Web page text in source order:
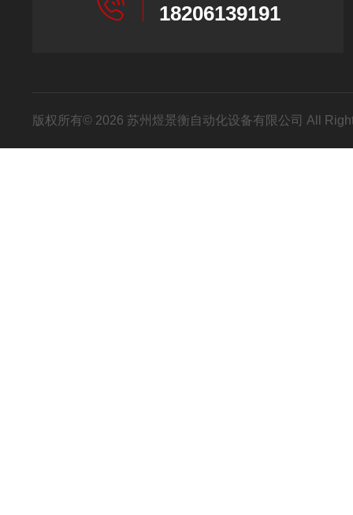
18206139191
版权所有© 2026 苏州煜景衡自动化设备有限公司 All